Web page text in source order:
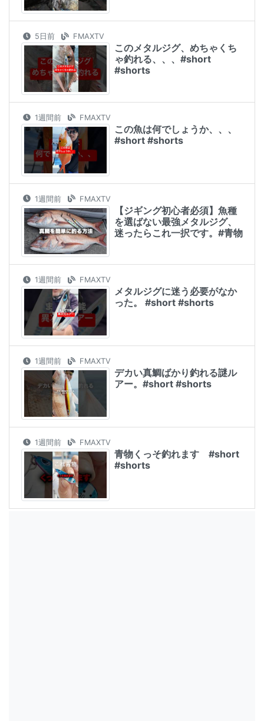
5日前 FMAXTV
このメタルジグ、めちゃくち
ゃ釣れる、、、#short
#shorts
1週間前 FMAXTV
この魚は何でしょうか、、、
#short #shorts
1週間前 FMAXTV
【ジギング初心者必須】魚種
を選ばない最強メタルジグ、
迷ったらこれ一択です。#青物
1週間前 FMAXTV
メタルジグに迷う必要がなか
った。 #short #shorts
1週間前 FMAXTV
デカい真鯛ばかり釣れる謎ル
アー。#short #shorts
1週間前 FMAXTV
青物くっそ釣れます #short
#shorts